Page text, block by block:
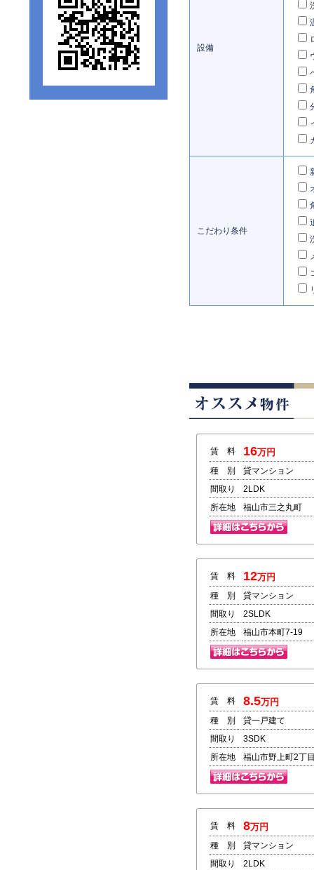
設備
こだわり条件
賃 料 16万円
種 別
貸マンション
間取り
2LDK
所在地
福山市三之丸
賃 料 12万円
種 別
貸マンション
間取り
2SLDK
所在地
福山市本町7-19
賃 料 8.5万円
種 別
貸一戸建て
間取り
3SDK
所在地
福山市野上町2丁
賃 料 8万円
種 別
貸マンション
間取り
2LDK